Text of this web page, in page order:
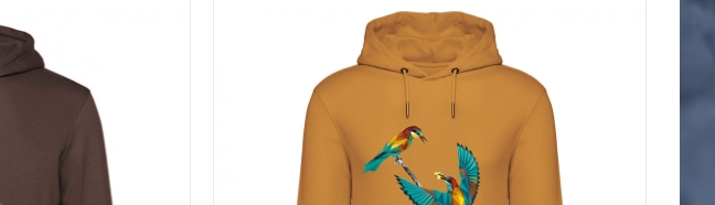
variantes.
Las
opciones
se
pueden
elegir
en
la
página